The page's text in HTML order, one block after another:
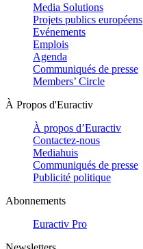
Media Solutions
Projets publics européens
Evénements
Emplois
Agenda
Communiqués de presse
Members’ Circle
À Propos d'Euractiv
À propos d’Euractiv
Contactez-nous
Mediahuis
Communiqués de presse
Publicité politique
Abonnements
Euractiv Pro